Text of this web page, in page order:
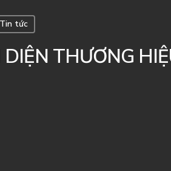
Tin tức
THƯƠNG